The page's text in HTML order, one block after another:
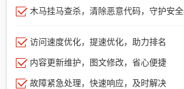
木马挂马查杀，清除恶意代码，守护安全
访问速度优化，提速优化，助力排名
内容更新维护，图文修改，省心便捷
故障紧急处理，快速响应，及时解决